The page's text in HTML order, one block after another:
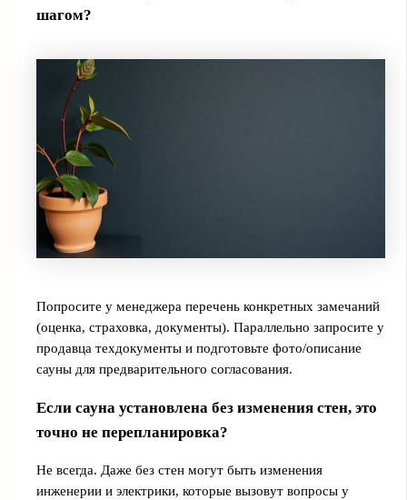
шагом?
Попросите у менеджера перечень конкретных замечаний
(оценка, страховка, документы). Параллельно запросите у
продавца техдокументы и подготовьте фото/описание
сауны для предварительного согласования.
Если сауна установлена без изменения стен, это
точно не перепланировка?
Не всегда. Даже без стен могут быть изменения
инженерии и электрики, которые вызовут вопросы у